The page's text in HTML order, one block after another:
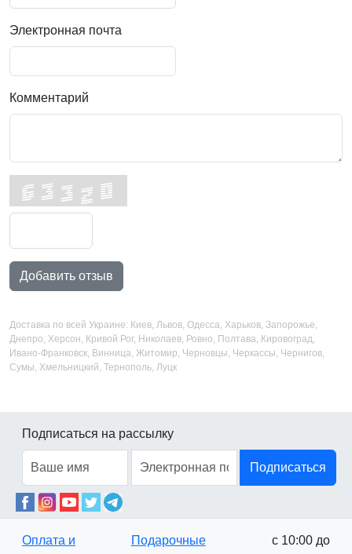
Электронная почта
Комментарий
Добавить отзыв
Доставка по всей Украине: Киев, Львов, Одесса, Харьков, Запорожье,
Днепро, Херсон, Кривой Рог, Николаев, Ровно, Полтава, Кировоград,
Ивано-Франковск, Винница, Житомир, Черновцы, Черкассы, Чернигов,
Сумы, Хмельницкий, Тернополь, Луцк
Подписаться на рассылку
Подписаться
Оплата и
Подарочные
с 10:00 до